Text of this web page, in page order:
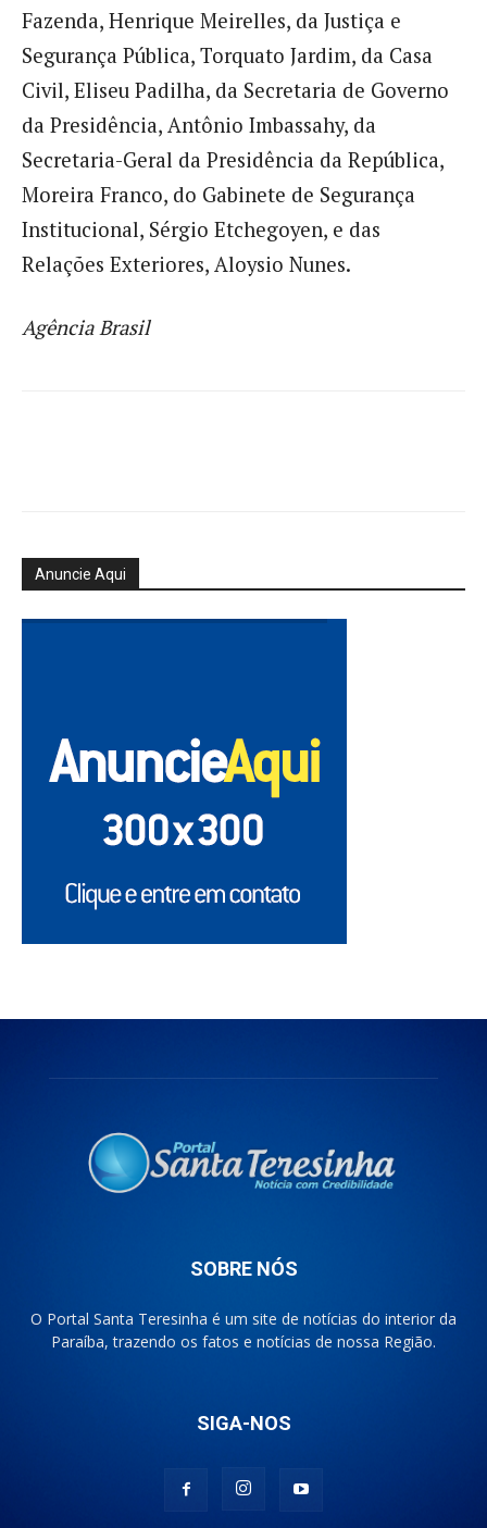
Fazenda, Henrique Meirelles, da Justiça e
Segurança Pública, Torquato Jardim, da Casa
Civil, Eliseu Padilha, da Secretaria de Governo
da Presidência, Antônio Imbassahy, da
Secretaria-Geral da Presidência da República,
Moreira Franco, do Gabinete de Segurança
Institucional, Sérgio Etchegoyen, e das
Relações Exteriores, Aloysio Nunes.
Agência Brasil
Anuncie Aqui
SOBRE NÓS
O Portal Santa Teresinha é um site de notícias do interior da
Paraíba, trazendo os fatos e notícias de nossa Região.
SIGA-NOS